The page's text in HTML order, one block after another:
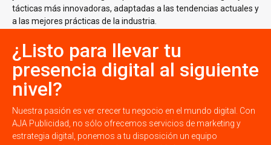
tácticas más innovadoras, adaptadas a las tendencias actuales y
a las mejores prácticas de la industria.
¿Listo para llevar tu
presencia digital al siguiente
nivel?
Nuestra pasión es ver crecer tu negocio en el mundo digital. Con
AJA Publicidad, no sólo ofrecemos servicios de marketing y
estrategia digital, ponemos a tu disposición un equipo